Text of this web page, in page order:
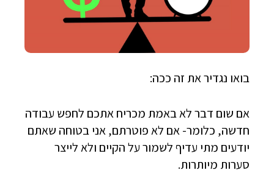
בואו נגדיר את זה ככה:
אם שום דבר לא באמת מכריח אתכם לחפש עבודה
חדשה, כלומר- אם לא פוטרתם, אני בטוחה שאתם
יודעים מתי עדיף לשמור על הקיים ולא לייצר
סערות מיותרות.